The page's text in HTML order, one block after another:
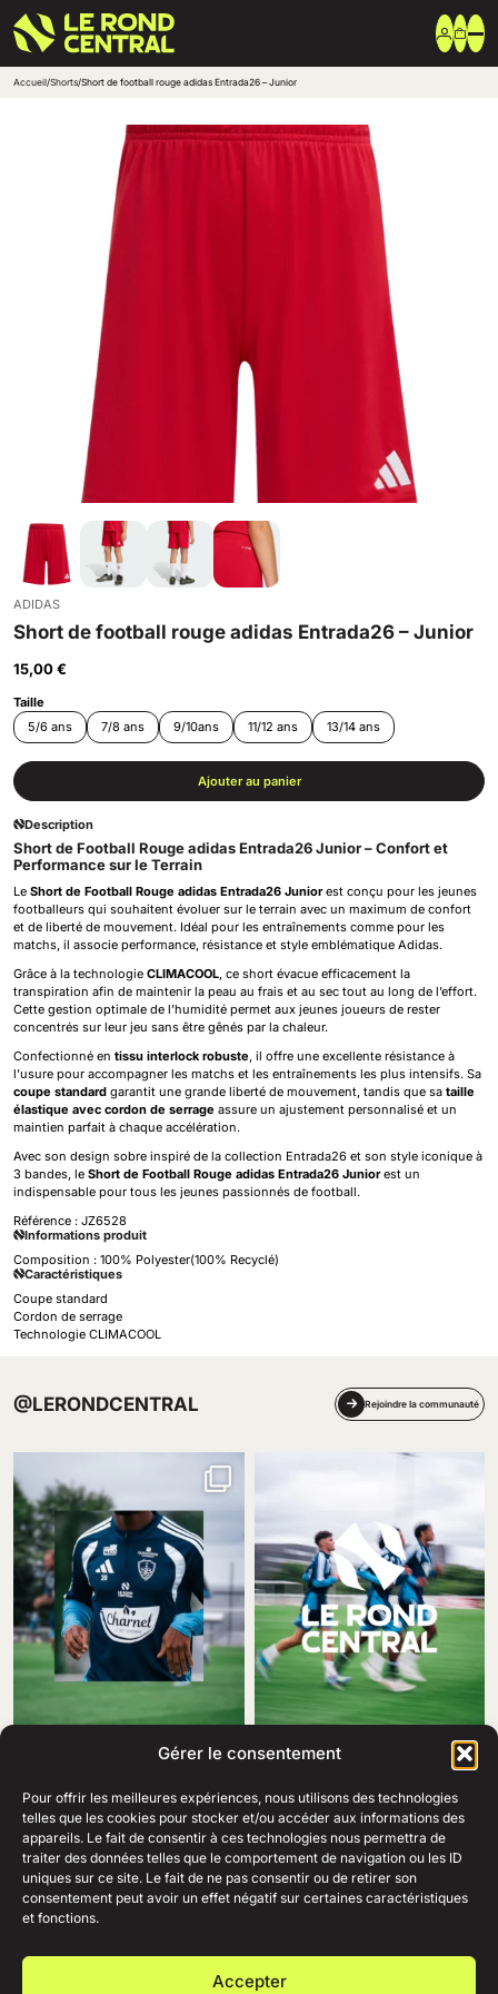
Gérer le consentement
Pour offrir les meilleures expériences, nous utilisons des technologies
telles que les cookies pour stocker et/ou accéder aux informations des
appareils. Le fait de consentir à ces technologies nous permettra de
traiter des données telles que le comportement de navigation ou les ID
uniques sur ce site. Le fait de ne pas consentir ou de retirer son
consentement peut avoir un effet négatif sur certaines caractéristiques
et fonctions.
Accepter
Vêtement extérieur
Haut de survêtement
Bas de survêtement
Shorts & Chaussettes
Vêtements techniques
Sac & Bagagerie
Accessoires entrainement
Créer une boutique club
Boutiques clubs
Accueil/Shorts/Short de football rouge adidas Entrada26 – Junior
ADIDAS
Short de football rouge adidas Entrada26 – Junior
15,00 €
Taille
5/6 ans
7/8 ans 9/10ans 11/12 ans 13/14 ans
Ajouter au panier
Description
Short de Football Rouge adidas Entrada26 Junior – Confort et
Performance sur le Terrain
Le Short de Football Rouge adidas Entrada26 Juniorest conçu pour les jeunes
footballeurs qui souhaitent évoluer sur le terrain avec un maximum de confort
et de liberté de mouvement. Idéal pour les entraînements comme pour les
matchs, il associe performance, résistance et style emblématique Adidas.
Grâce à la technologie CLIMACOOL, ce short évacue efficacement la
transpiration afin de maintenir la peau au frais et au sec tout au long de l’effort.
Cette gestion optimale de l’humidité permet aux jeunes joueurs de rester
concentrés sur leur jeu sans être gênés par la chaleur.
Confectionné en tissu interlock robuste, il offre une excellente résistance à
l’usure pour accompagner les matchs et les entraînements les plus intensifs. Sa
coupe standard garantit une grande liberté de mouvement, tandis que sa taille
élastique avec cordon de serrage assure un ajustement personnalisé et un
maintien parfait à chaque accélération.
Avec son design sobre inspiré de la collection Entrada26 et son style iconique à
3 bandes, le Short de Football Rouge adidas Entrada26 Juniorest un
indispensable pour tous les jeunes passionnés de football.
Référence : JZ6528
Informations produit
Composition : 100% Polyester(100% Recyclé)
Caractéristiques
Coupe standard
Cordon de serrage
Technologie CLIMACOOL
@LERONDCENTRAL Rejoindre la communauté
69 Rue Amiral Romain Desfosses,
29200 Brest
02 98 41 41 99
Ouvert du lundi au samedi
+